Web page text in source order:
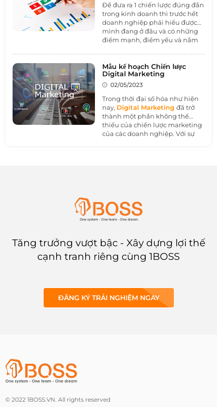
1BOSS tìm hiểu chi tiết qua bài
viết dưới đây nhé.
Để đưa ra 1 chiến lược đúng đắn
trong kinh doanh thì trước hết
doanh nghiệp phải hiểu được
mình đang ở đâu và có những
điểm mạnh, điểm yếu và nắm
hiện điều đó một cách dễ dàng.
Hãy cùng 1BOSS tìm hiểu về ma
trận SWOT dành cho dân
Mẫu kế hoạch Chiến lược
Digital Marketing
02/05/2023
Trong thời đại số hóa như hiện
nay, Digital Marketingđã trở
thành một phần không thể
thiếu của chiến lược marketing
của các doanh nghiệp. Với sự
giờ hết. Tuy nhiên, để thành
công trong lĩnh vực này, các
doanh nghiệp cần có một kế
Marketing rõ ràng và chi tiết.
Trong bài viết này, 1BOSS sẽ giới
thiệu một mẫu kế hoạch chiến
Tăng trưởng vượt bậc - Xây dựng lợi thế
cạnh tranh riêng cùng 1BOSS
ĐĂNG KÝ TRẢI NGHIỆM NGAY
© 2022 1BOSS.VN. All rights reserved